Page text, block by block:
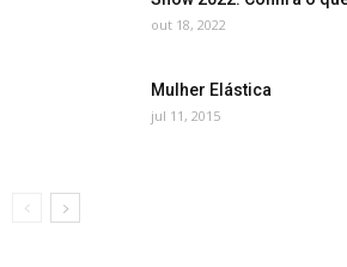
out 18, 2022
Mulher Elástica
jul 11, 2015